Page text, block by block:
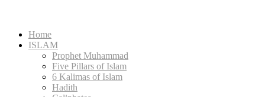
Home
ISLAM
Prophet Muhammad
Five Pillars of Islam
6 Kalimas of Islam
Hadith